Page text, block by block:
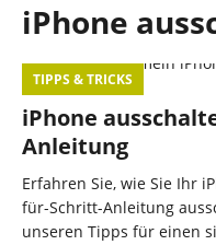
iPhone
TIPPS & TRICKS
iPhone
Anleitung
Erfahren Sie, wie Sie Ihr
für-Schritt-Anleitung
unseren Tipps für einen